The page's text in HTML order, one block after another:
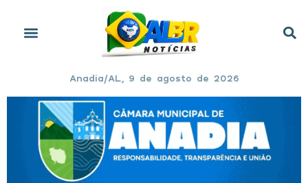
Anadia/AL, 9 de agosto de 2026